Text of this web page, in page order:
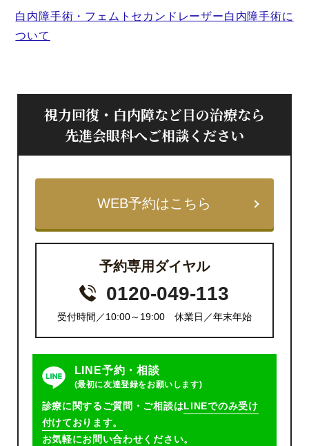
白内障手術・フェムトセカンドレーザー白内障手術に
ついて
視力回復・白内障など目の治療なら
先進会眼科へご相談ください
WEB予約はこちら
予約専用ダイヤル
0120-049-113
受付時間／10:00～19:00 休業日／年末年始
診療に関するご質問・ご相談はLINEでのみ受け
付けております。
お気軽にお問い合わせください。
LINE予約・相談
(最初に友達登録をお願いします)